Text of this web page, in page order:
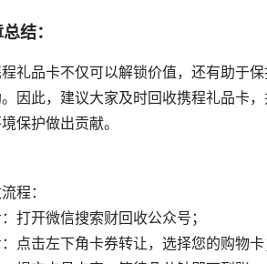
结：
礼品卡不仅可以解锁价值，还有助于
因此，建议大家及时回收携程礼品卡
保护做出贡献。
程：
打开微信搜索财回收公众号；
点击左下角卡券转让，选择您的购物卡